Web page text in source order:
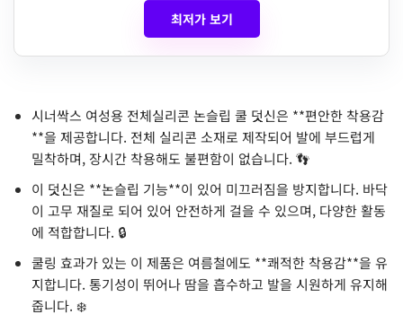
최저가 보기
시너싹스 여성용 전체실리콘 논슬립 쿨 덧신은 **편안한 착용감
**을 제공합니다. 전체 실리콘 소재로 제작되어 발에 부드럽게
밀착하며, 장시간 착용해도 불편함이 없습니다. 👣
이 덧신은 **논슬립 기능**이 있어 미끄러짐을 방지합니다. 바닥
이 고무 재질로 되어 있어 안전하게 걸을 수 있으며, 다양한 활동
에 적합합니다. 🔒
쿨링 효과가 있는 이 제품은 여름철에도 **쾌적한 착용감**을 유
지합니다. 통기성이 뛰어나 땀을 흡수하고 발을 시원하게 유지해
줍니다. ❄️